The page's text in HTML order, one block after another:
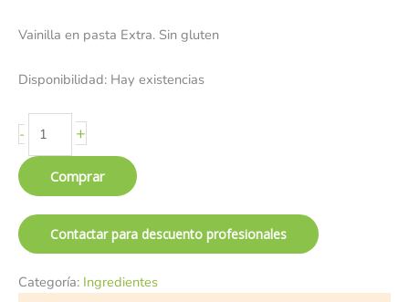
Vainilla en pasta Extra. Sin gluten
Disponibilidad: Hay existencias
- +
Comprar
Contactar para descuento profesionales
Categoría: Ingredientes